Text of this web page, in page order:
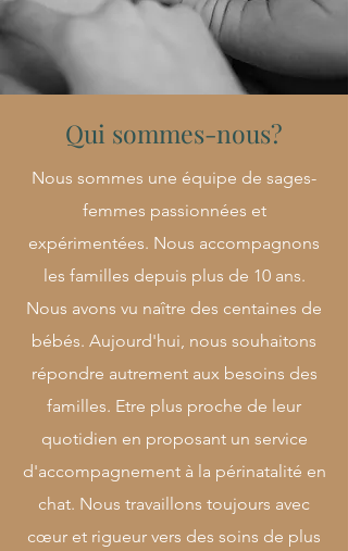
Qui sommes-nous?
Nous sommes une équipe de sages-
femmes passionnées et
expérimentées. Nous accompagnons
les familles depuis plus de 10 ans.
Nous avons vu naître des centaines de
bébés. Aujourd'hui, nous souhaitons
répondre autrement aux besoins des
familles. Etre plus proche de leur
quotidien en proposant un service
d'accompagnement à la périnatalité en
chat. Nous travaillons toujours avec
cœur et rigueur vers des soins de plus